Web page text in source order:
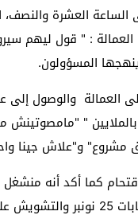
الساعة العشرة
للموظف الموجود بباب
المسؤولون.
العمالة والوصول
"
مشروع" و"علاش جينا
كما أكد أنه